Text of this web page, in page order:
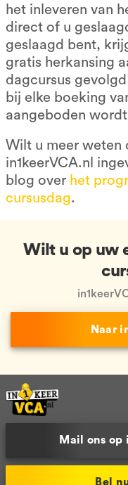
het inleveren van
direct of u
geslaagd bent,
gratis herkansing
dagcursus
bij elke boeking
aangeboden
Wilt u meer weten
in1keerVCA.nl
blog over het
cursusdag.
Wilt u op uw
Naar
Mail ons op
Bel